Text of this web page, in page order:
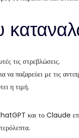
τις στρεβλώσεις.
παζαρεύει με τις
η τιμή.
και το Claude